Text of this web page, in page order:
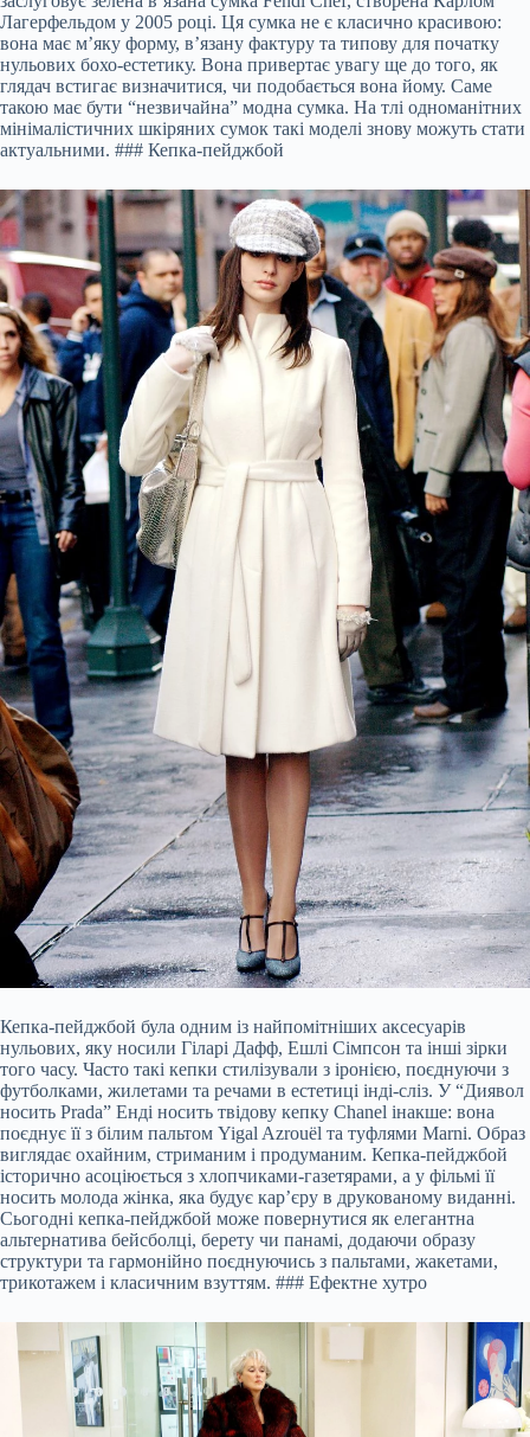
Лагерфельдом у 2005 році. Ця сумка не є класично красивою:
вона має м’яку форму, в’язану фактуру та типову для початку
нульових бохо-естетику. Вона привертає увагу ще до того, як
глядач встигає визначитися, чи подобається вона йому. Саме
такою має бути “незвичайна” модна сумка. На тлі одноманітних
мінімалістичних шкіряних сумок такі моделі знову можуть стати
актуальними. ### Кепка-пейджбой
Кепка-пейджбой була одним із найпомітніших аксесуарів
нульових, яку носили Гіларі Дафф, Ешлі Сімпсон та інші зірки
того часу. Часто такі кепки стилізували з іронією, поєднуючи з
футболками, жилетами та речами в естетиці інді-сліз. У “Диявол
носить Prada” Енді носить твідову кепку Chanel інакше: вона
поєднує її з білим пальтом Yigal Azrouël та туфлями Marni. Образ
виглядає охайним, стриманим і продуманим. Кепка-пейджбой
історично асоціюється з хлопчиками-газетярами, а у фільмі її
носить молода жінка, яка будує кар’єру в друкованому виданні.
Сьогодні кепка-пейджбой може повернутися як елегантна
альтернатива бейсболці, берету чи панамі, додаючи образу
структури та гармонійно поєднуючись з пальтами, жакетами,
трикотажем і класичним взуттям. ### Ефектне хутро